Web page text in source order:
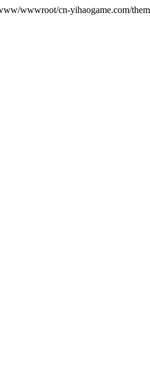
wwwroot/cn-yihaogame.com/